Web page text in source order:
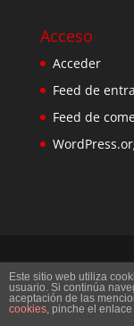
Acceso
Acceder
Feed de
Feed de
Diseñado
Este sitio web utiliza
usuario. Si continúa
aceptación de las
cookies, pinche el